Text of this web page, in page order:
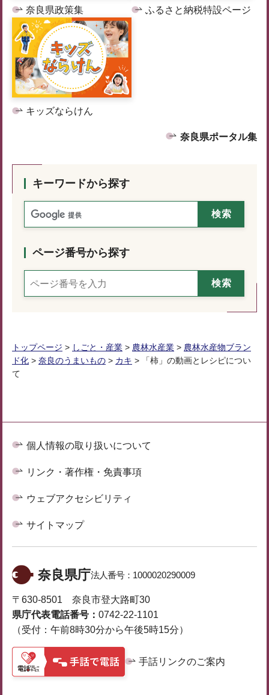
奈良県政策集 ふるさと納税特設ページ
キッズならけん
奈良県ポータル集
キーワードから探す
ページ番号から探す
トップページ > しごと・産業 > 農林水産業 > 農林水産物ブラン
ド化 > 奈良のうまいもの > カキ > 「柿」の動画とレシピについ
て
個人情報の取り扱いについて
リンク・著作権・免責事項
ウェブアクセシビリティ
サイトマップ
奈良県庁法人番号： 1000020290009
〒630-8501 奈良市登大路町30
県庁代表電話番号： 0742-22-1101
（受付：午前8時30分から午後5時15分）
手話リンクのご案内